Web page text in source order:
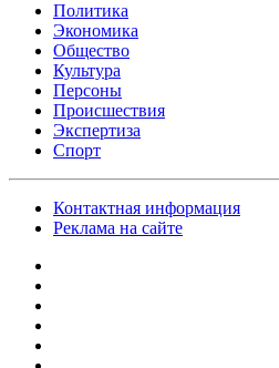
Политика
Экономика
Общество
Культура
Персоны
Происшествия
Экспертиза
Спорт
Контактная информация
Реклама на сайте